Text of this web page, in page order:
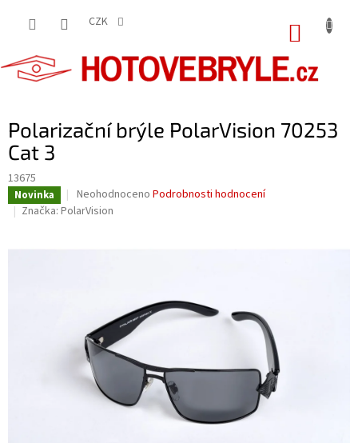
CZK
Polarizační brýle PolarVision 70253
Cat 3
13675
Novinka
Průměrné
hodnocení
Neohodnoceno Podrobnosti hodnocení
Značka: PolarVision